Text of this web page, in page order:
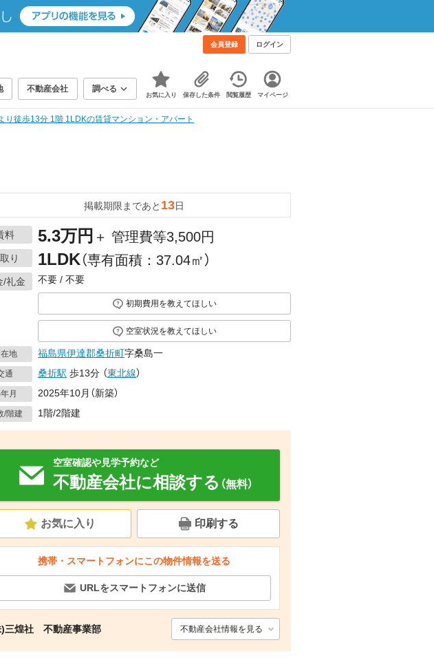
会員登録 ログイン
不動産会社 調べる
お気に入り 保存した条件 閲覧履歴 マイページ
り徒歩13分 1階 1LDKの賃貸マンション・アパート
その他 その他 その他
掲載期限まであと 13日
料 5.3万円 ＋ 管理費等3,500円
り 1LDK（専有面積：37.04㎡）
/礼金 不要 / 不要
初期費用を教えてほしい
空室状況を教えてほしい
地 福島県伊達郡桑折町字桑島一
通 桑折駅 歩13分 （東北線）
月 2025年10月（新築）
/階建 1階/2階建
空室確認や見学予約など
不動産会社に相談する （無料）
お気に入り 印刷する
携帯・スマートフォンにこの物件情報を送る
URLをスマートフォンに送信
)三煌社 不動産事業部 不動産会社情報を見る